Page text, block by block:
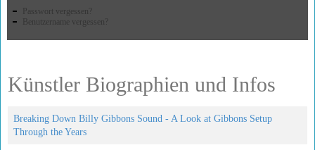
Passwort vergessen?
Benutzername vergessen?
Künstler Biographien und Infos
Breaking Down Billy Gibbons Sound - A Look at Gibbons Setup
Through the Years